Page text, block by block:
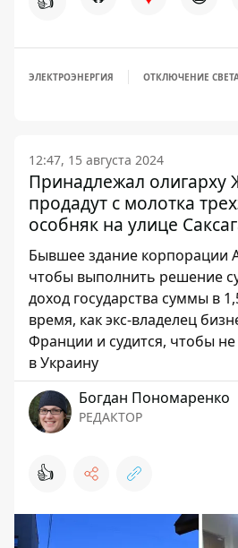
ЭЛЕКТРОЭНЕРГИЯ ОТКЛЮЧЕНИЕ
12:47, 15 августа 2024
Принадлежал олигарху
продадут с молотка
особняк на улице
Бывшее здание корпорации
чтобы выполнить решение
доход государства суммы в
время, как экс-владелец
Франции и судится, чтобы не
в Украину
Богдан Пономаренко
РЕДАКТОР
👍